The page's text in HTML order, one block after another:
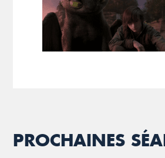
PROCHAINES